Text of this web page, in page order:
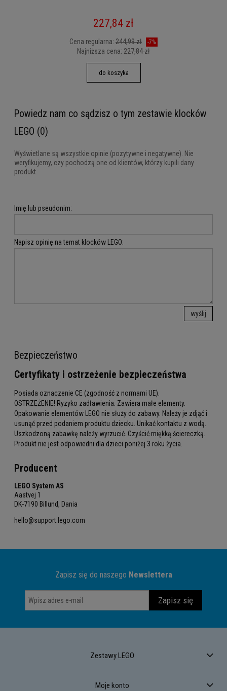
227,84 zł
Cena regularna: 244,99 zł -7%
Najniższa cena: 227,84 zł
do koszyka
Powiedz nam co sądzisz o tym zestawie klocków
LEGO (0)
Wyświetlane są wszystkie opinie (pozytywne i negatywne). Nie
weryfikujemy, czy pochodzą one od klientów, którzy kupili dany
produkt.
Imię lub pseudonim:
Napisz opinię na temat klocków LEGO:
wyślij
Bezpieczeństwo
Certyfikaty i ostrzeżenie bezpieczeństwa
Posiada oznaczenie CE (zgodność z normami UE).
OSTRZEŻENIE! Ryzyko zadławienia. Zawiera małe elementy.
Opakowanie elementów LEGO nie służy do zabawy. Należy je zdjąć i
usunąć przed podaniem produktu dziecku. Unikać kontaktu z wodą.
Uszkodzoną zabawkę należy wyrzucić. Czyścić miękką ściereczką.
Produkt nie jest odpowiedni dla dzieci poniżej 3 roku życia.
Producent
LEGO System AS
Aastvej 1
DK-7190 Billund, Dania
hello@support.lego.com
Zapisz się do naszego Newslettera
Zapisz się
Zestawy LEGO
Moje konto